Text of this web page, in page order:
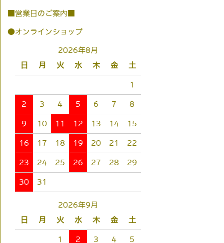
■営業日のご案内■
●オンラインショップ
2026年8月
日
月 火 水 木 金 土
1
2 3 4 5 6 7 8
9 10 11 12 13 14 15
16 17 18 19 20 21 22
23 24 25 26 27 28 29
30 31
2026年9月
日
月 火 水 木 金 土
1 2 3 4 5